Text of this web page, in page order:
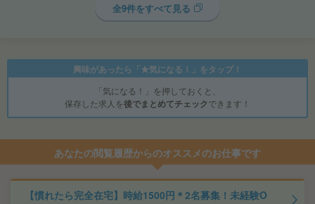
全9件をすべて見る
興味があったら「★気になる！」をタップ！
「気になる！」を押しておくと、
保存した求人を後でまとめてチェックできます！
あなたの閲覧履歴からのオススメのお仕事です
【慣れたら完全在宅】時給1500円＊2名募集！未経験O